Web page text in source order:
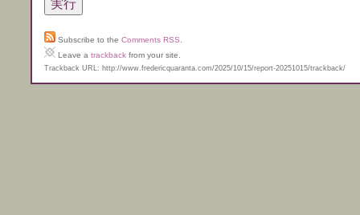
Subscribe to the Comments RSS
Leave a trackback from your site.
Trackback URL: http://www.fredericquaranta.com/2025/10/15/report-20251015/trackback/